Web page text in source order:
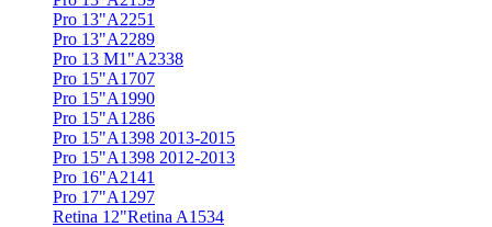
Pro 13"A2251
Pro 13"A2289
Pro 13 M1"A2338
Pro 15"A1707
Pro 15"A1990
Pro 15"A1286
Pro 15"A1398 2013-2015
Pro 15"A1398 2012-2013
Pro 16"A2141
Pro 17"A1297
Retina 12"Retina A1534